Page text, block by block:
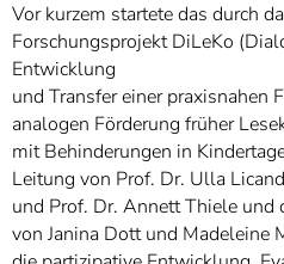
Vor kurzem startete das durch
Forschungsprojekt DiLeKo
Entwicklung
und Transfer einer praxisnahen
analogen Förderung früher
mit Behinderungen in
Leitung von Prof. Dr. Ulla
und Prof. Dr. Annett Thiele und
von Janina Dott und Madeleine